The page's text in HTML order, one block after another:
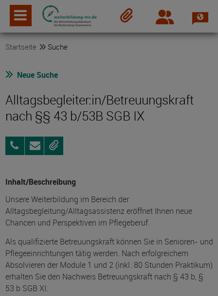
Login
Startseite Suche
Neue Suche
Alltagsbegleiter:in/Betreuungskraft
nach §§ 43 b/53B SGB IX
015146332290
AnfragenMerken
Inhalt/Beschreibung
Unsere Weiterbildung im Bereich der
Alltagsbegleitung/Alltagsassistenz eröffnet Ihnen neue
Chancen und Perspektiven im Pflegeberuf.
Als qualifizierte Betreuungskraft können Sie in Senioren- und
Pflegeeinrichtungen tätig werden. Nach erfolgreichem
Absolvieren der Module 1 und 2 (inkl. 80 Stunden Praktikum)
erhalten Sie den Nachweis Betreuungskraft nach § 43 b, §
53 b SGB XI.